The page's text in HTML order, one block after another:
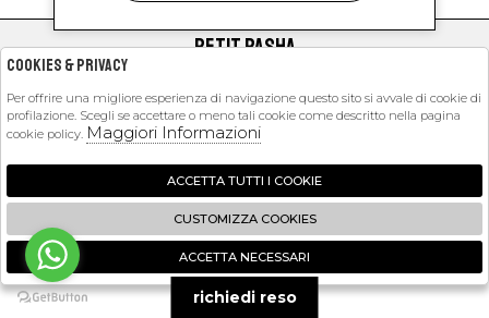
PETIT PASHA
EXTRA
2026 Petit Pasha - P.iva : 09423341214 Powered by
Zucchetti
🍪
richiedi reso
Cookies & Privacy
Per offrire una migliore esperienza di navigazione questo sito si avvale di cookie di
profilazione. Scegli se accettare o meno tali cookie come descritto nella pagina
cookie policy. Maggiori Informazioni
ACCETTA TUTTI I COOKIE
CUSTOMIZZA COOKIES
ACCETTA NECESSARI